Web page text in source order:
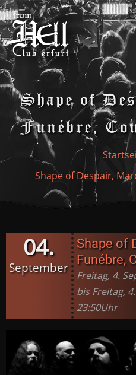
Direkt
zum
Inhalt
Shape of
Funébre,
Shape of Despair,
04.
September
Shape of
Funébre,
Freitag, 4.
bis Freitag,
23:50Uhr